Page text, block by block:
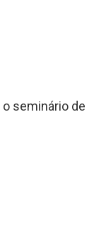
seminário de